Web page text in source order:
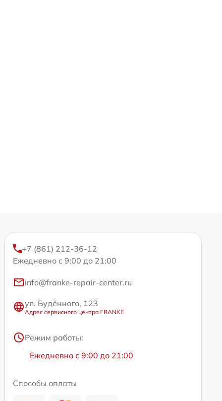
+7 (861) 212-36-12
Ежедневно с 9:00 до 21:00
info@franke-repair-center.ru
ул. Будённого, 123
Адрес сервисного центра FRANKE
Режим работы:
Ежедневно с 9:00 до 21:00
Способы оплаты